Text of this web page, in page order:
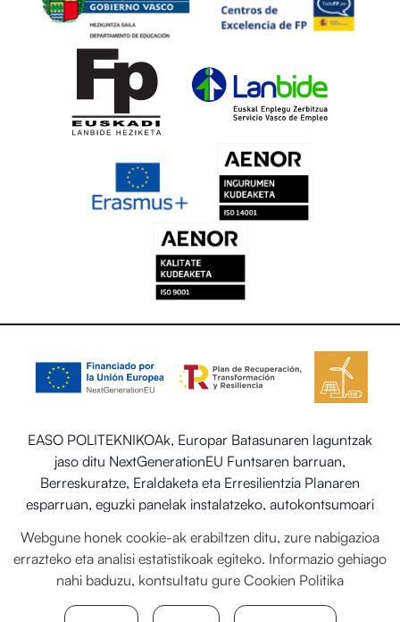
EASO POLITEKNIKOAk, Europar Batasunaren laguntzak
jaso ditu NextGenerationEU Funtsaren barruan,
Berreskuratze, Eraldaketa eta Erresilientzia Planaren
esparruan, eguzki panelak instalatzeko, autokontsumoari
berriztagarriekin, baita ere Trantsizio Ekologikorako eta
Erronka Demografikorako Ministerioaren egoitza-
sektorearen sistema termiko berriztagarriak ezartzea.
Webgune honek cookie-ak erabiltzen ditu, zure nabigazioa
errazteko eta analisi estatistikoak egiteko. Informazio gehiago
nahi baduzu, kontsultatu gure Cookien Politika